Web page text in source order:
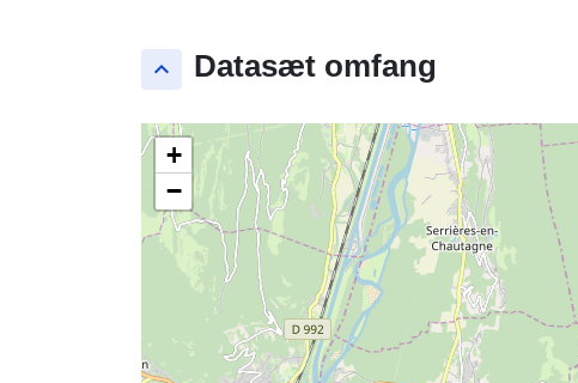
keyboard_arrow_up Datasæt omfang
+
−